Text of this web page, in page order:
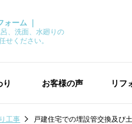
ーム ｜
、洗面、水廻りの
せください。
お客様の声 リフ
工事 戸建住宅での埋設管交換及び